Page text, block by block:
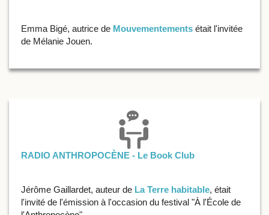
Emma Bigé, autrice de Mouvementements était l'invitée
de Mélanie Jouen.
RADIO ANTHROPOCÈNE - Le Book Club
Jérôme Gaillardet, auteur de La Terre habitable, était
l'invité de l'émission à l'occasion du festival "À l'École de